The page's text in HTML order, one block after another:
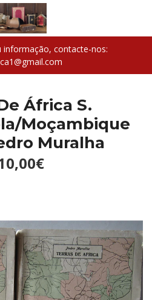
informação, contacte-nos:
África S.
Moçambique
Muralha